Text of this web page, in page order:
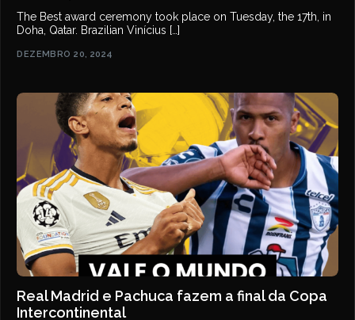
The Best award ceremony took place on Tuesday, the 17th, in
Doha, Qatar. Brazilian Vinícius […]
DEZEMBRO 20, 2024
Real Madrid e Pachuca fazem a final da Copa
Intercontinental